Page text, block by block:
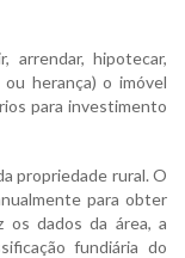
arrendar, hipotecar,
herança) o imóvel
para investimento
propriedade rural. O
para obter
os dados da área, a
fundiária do